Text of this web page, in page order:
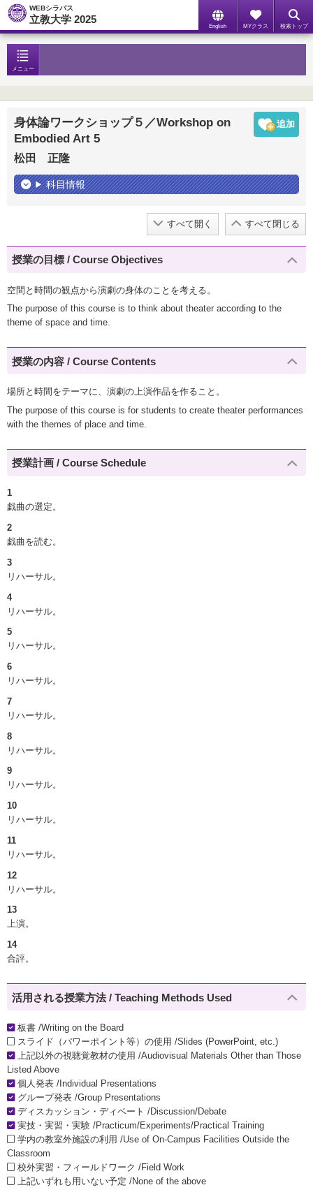
WEBシラバス
立教大学 2025
English MYクラス 検索トップ
メニュー
身体論ワークショップ５／Workshop on
Embodied Art 5
松田 正隆
科目情報
すべて開く すべて閉じる
授業の目標 / Course Objectives
空間と時間の観点から演劇の身体のことを考える。
The purpose of this course is to think about theater according to the
theme of space and time.
授業の内容 / Course Contents
場所と時間をテーマに、演劇の上演作品を作ること。
The purpose of this course is for students to create theater performances
with the themes of place and time.
授業計画 / Course Schedule
1
戯曲の選定。
2
戯曲を読む。
3
リハーサル。
4
リハーサル。
5
リハーサル。
6
リハーサル。
7
リハーサル。
8
リハーサル。
9
リハーサル。
10
リハーサル。
11
リハーサル。
12
リハーサル。
13
上演。
14
合評。
活用される授業方法 / Teaching Methods Used
板書 /Writing on the Board
スライド（パワーポイント等）の使用 /Slides (PowerPoint, etc.)
上記以外の視聴覚教材の使用 /Audiovisual Materials Other than Those
Listed Above
個人発表 /Individual Presentations
グループ発表 /Group Presentations
ディスカッション・ディベート /Discussion/Debate
実技・実習・実験 /Practicum/Experiments/Practical Training
学内の教室外施設の利用 /Use of On-Campus Facilities Outside the
Classroom
校外実習・フィールドワーク /Field Work
上記いずれも用いない予定 /None of the above